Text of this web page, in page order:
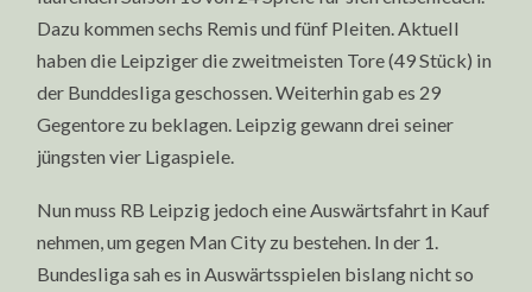
Dazu kommen sechs Remis und fünf Pleiten. Aktuell
haben die Leipziger die zweitmeisten Tore (49 Stück) in
der Bunddesliga geschossen. Weiterhin gab es 29
Gegentore zu beklagen. Leipzig gewann drei seiner
jüngsten vier Ligaspiele.
Nun muss RB Leipzig jedoch eine Auswärtsfahrt in Kauf
nehmen, um gegen Man City zu bestehen. In der 1.
Bundesliga sah es in Auswärtsspielen bislang nicht so